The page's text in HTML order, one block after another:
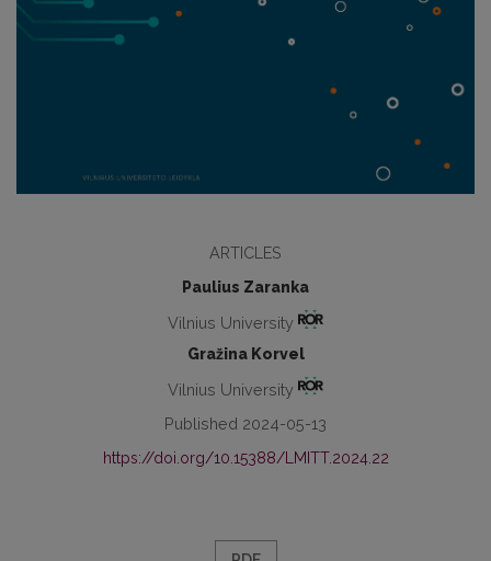
ARTICLES
Paulius Zaranka
Vilnius University
Gražina Korvel
Vilnius University
Published 2024-05-13
https://doi.org/10.15388/LMITT.2024.22